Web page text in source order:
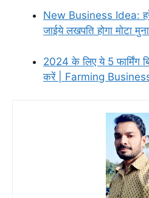
New Business Idea:
जाईये लखपति होगा मोटा
2024 के लिए ये 5
करें | Farming